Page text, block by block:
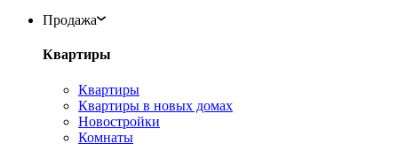
Продажа
Квартиры
Квартиры
Квартиры в новых домах
Новостройки
Комнаты